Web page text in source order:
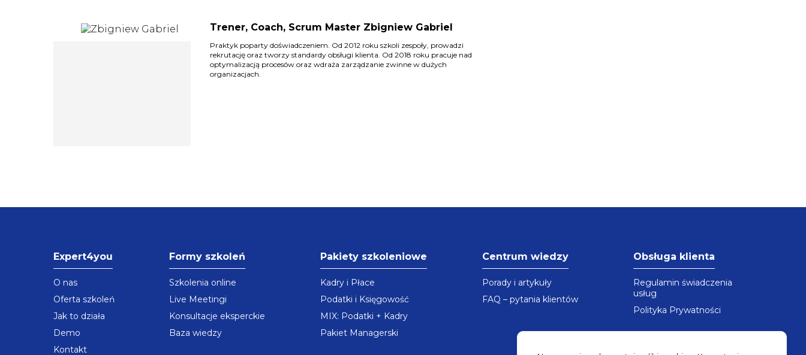
Trener, Coach, Scrum Master Zbigniew Gabriel
Praktyk poparty doświadczeniem. Od 2012 roku szkoli zespoły, prowadzi
rekrutację oraz tworzy standardy obsługi klienta. Od 2018 roku pracuje nad
optymalizacją procesów oraz wdraża zarządzanie zwinne w dużych
organizacjach.
Expert4you
O nas
Oferta szkoleń
Jak to działa
Demo
Kontakt
Formy szkoleń
Szkolenia online
Live Meetingi
Konsultacje eksperckie
Baza wiedzy
Pakiety szkoleniowe
Kadry i Płace
Podatki i Księgowość
MIX: Podatki + Kadry
Pakiet Managerski
Centrum wiedzy
Porady i artykuły
FAQ – pytania klientów
Obsługa klienta
Regulamin świadczenia
usług
Polityka Prywatności